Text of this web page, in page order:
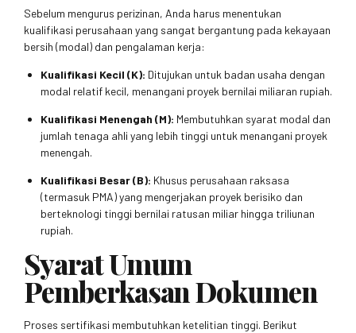
Sebelum mengurus perizinan, Anda harus menentukan
kualifikasi perusahaan yang sangat bergantung pada kekayaan
bersih (modal) dan pengalaman kerja:
Kualifikasi Kecil (K): Ditujukan untuk badan usaha dengan
modal relatif kecil, menangani proyek bernilai miliaran rupiah.
Kualifikasi Menengah (M): Membutuhkan syarat modal dan
jumlah tenaga ahli yang lebih tinggi untuk menangani proyek
menengah.
Kualifikasi Besar (B): Khusus perusahaan raksasa
(termasuk PMA) yang mengerjakan proyek berisiko dan
berteknologi tinggi bernilai ratusan miliar hingga triliunan
rupiah.
Syarat Umum
Pemberkasan Dokumen
Proses sertifikasi membutuhkan ketelitian tinggi. Berikut